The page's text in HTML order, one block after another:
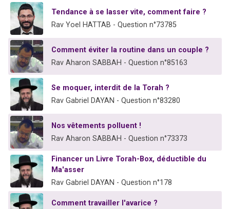
3 personnes viennent de nous rejoindre sur WhatsApp
Il reste 49 places pour étudier en groupe sur Zoom
3 personnes viennent de faire un don pour Diane, 80 ans, dans un appartement insalubre
Tendance à se lasser vite, comment faire ?
Rav Yoel HATTAB - Question n°73785
Comment éviter la routine dans un couple ?
Rav Aharon SABBAH - Question n°85163
Se moquer, interdit de la Torah ?
Rav Gabriel DAYAN - Question n°83280
Nos vêtements polluent !
Rav Aharon SABBAH - Question n°73373
Financer un Livre Torah-Box, déductible du
Ma'asser
Rav Gabriel DAYAN - Question n°178
Comment travailler l'avarice ?